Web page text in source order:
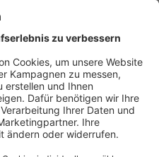
Qualität für Ihr Office
passenden Druckerzubehör
den Computer oder Ihr
Druckerzubehoer.de genau
bietet unter anderem Tinte
– großer sowie
wir Ihr Online Fachhandel für